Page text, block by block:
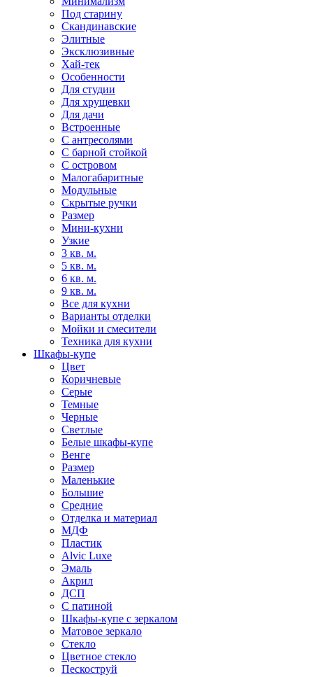
Под старину
Скандинавские
Элитные
Эксклюзивные
Хай-тек
Особенности
Для студии
Для хрущевки
Для дачи
Встроенные
С антресолями
С барной стойкой
С островом
Малогабаритные
Модульные
Скрытые ручки
Размер
Мини-кухни
Узкие
3 кв. м.
5 кв. м.
6 кв. м.
9 кв. м.
Все для кухни
Варианты отделки
Мойки и смесители
Техника для кухни
Шкафы-купе
Цвет
Коричневые
Серые
Темные
Черные
Светлые
Белые шкафы-купе
Венге
Размер
Маленькие
Большие
Средние
Отделка и материал
МДФ
Пластик
Alvic Luxe
Эмаль
Акрил
ДСП
С патиной
Шкафы-купе с зеркалом
Матовое зеркало
Стекло
Цветное стекло
Пескоструй